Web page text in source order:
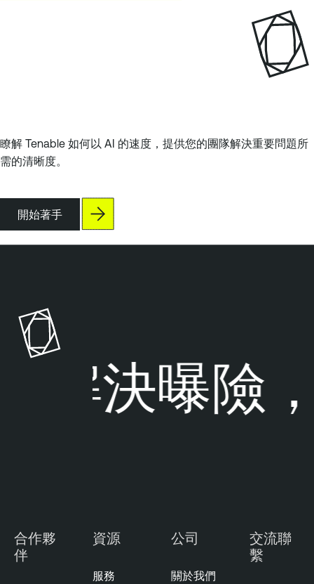
瞭解 Tenable 如何以 AI 的速度，提供您的團隊解決重要問題所
需的清晰度。
開始著手
解決曝險，
合作夥
伴
資源
服務
公司
關於我們
交流聯
繫